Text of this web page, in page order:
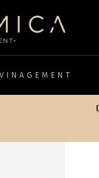
VINAGEMENT